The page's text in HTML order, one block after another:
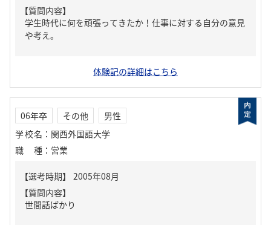
【質問内容】
学生時代に何を頑張ってきたか！仕事に対する自分の意見
や考え。
体験記の詳細はこちら
06年卒 その他
男性
学校名 ： 関西外国語大学
職種 ： 営業
【質問内容】
世間話ばかり